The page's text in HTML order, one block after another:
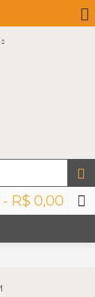
- R$ 0,00